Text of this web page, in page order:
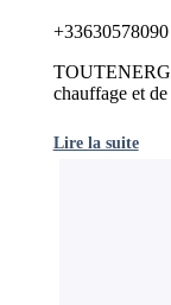
+33630578090
chauffage et
Lire la suite